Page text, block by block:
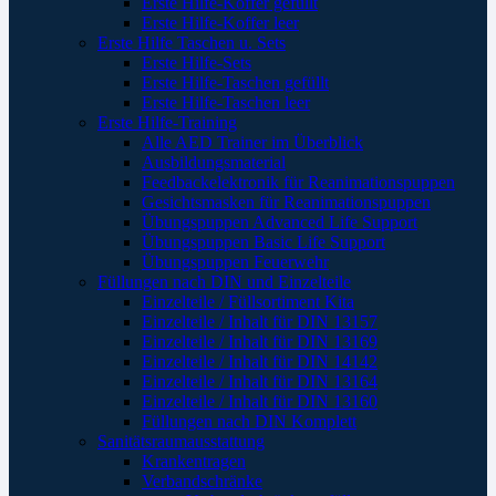
Erste Hilfe-Koffer leer
Erste Hilfe Taschen u. Sets
Erste Hilfe-Sets
Erste Hilfe-Taschen gefüllt
Erste Hilfe-Taschen leer
Erste Hilfe-Training
Alle AED Trainer im Überblick
Ausbildungsmaterial
Feedbackelektronik für Reanimationspuppen
Gesichtsmasken für Reanimationspuppen
Übungspuppen Advanced Life Support
Übungspuppen Basic Life Support
Übungspuppen Feuerwehr
Füllungen nach DIN und Einzelteile
Einzelteile / Füllsortiment Kita
Einzelteile / Inhalt für DIN 13157
Einzelteile / Inhalt für DIN 13169
Einzelteile / Inhalt für DIN 14142
Einzelteile / Inhalt für DIN 13164
Einzelteile / Inhalt für DIN 13160
Füllungen nach DIN Komplett
Sanitätsraumausstattung
Krankentragen
Verbandschränke